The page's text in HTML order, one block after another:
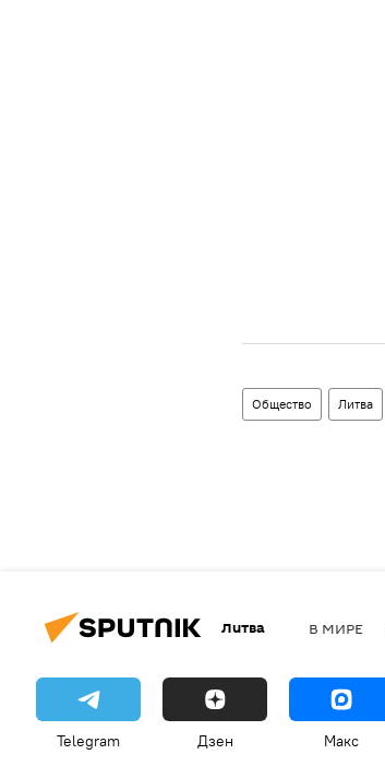
Общество Литва
Литва В МИРЕ
Telegram Дзен Макс